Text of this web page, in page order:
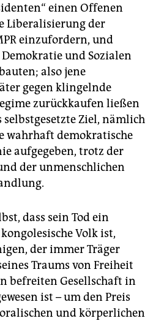
einen Offenen
Liberalisierung der
einzufordern, und
und Sozialen
also jene
gegen klingelnde
zurückkaufen ließen
selbstgesetzte Ziel, nämlich
wahrhaft demokratische
aufgegeben, trotz der
der unmenschlichen
dass sein Tod ein
Volk ist,
der immer Träger
Traums von Freiheit
befreiten Gesellschaft in
ist – um den Preis
und körperlichen